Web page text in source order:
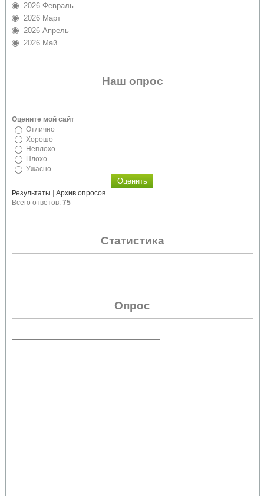
2026 Февраль
2026 Март
2026 Апрель
2026 Май
Наш опрос
Оцените мой сайт
Отлично
Хорошо
Неплохо
Плохо
Ужасно
Результаты | Архив опросов
Всего ответов: 75
Статистика
Опрос